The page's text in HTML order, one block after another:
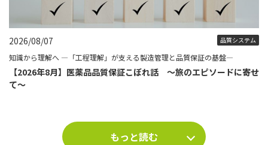
2026/08/07 品質システム
知識から理解へ ―「工程理解」が支える製造管理と品質保証の基盤―
【2026年8月】医薬品品質保証こぼれ話 ～旅のエピソードに寄せ
て～
もっと読む